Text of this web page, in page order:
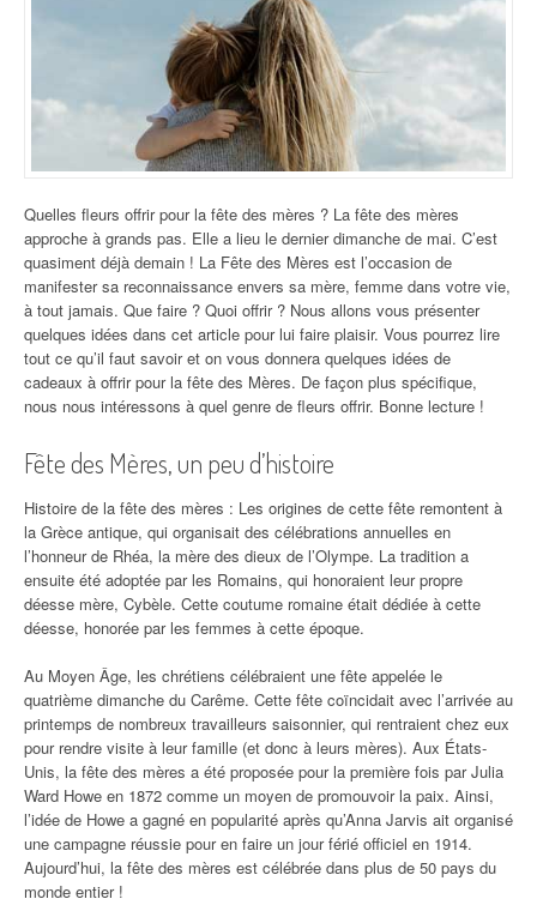
Quelles fleurs offrir pour la fête des mères ? La fête des mères
approche à grands pas. Elle a lieu le dernier dimanche de mai. C’est
quasiment déjà demain ! La Fête des Mères est l’occasion de
manifester sa reconnaissance envers sa mère, femme dans votre vie,
à tout jamais. Que faire ? Quoi offrir ? Nous allons vous présenter
quelques idées dans cet article pour lui faire plaisir. Vous pourrez lire
tout ce qu’il faut savoir et on vous donnera quelques idées de
cadeaux à offrir pour la fête des Mères. De façon plus spécifique,
nous nous intéressons à quel genre de fleurs offrir. Bonne lecture !
Fête des Mères, un peu d’histoire
Histoire de la fête des mères : Les origines de cette fête remontent à
la Grèce antique, qui organisait des célébrations annuelles en
l’honneur de Rhéa, la mère des dieux de l’Olympe. La tradition a
ensuite été adoptée par les Romains, qui honoraient leur propre
déesse mère, Cybèle. Cette coutume romaine était dédiée à cette
déesse, honorée par les femmes à cette époque.
Au Moyen Âge, les chrétiens célébraient une fête appelée le
quatrième dimanche du Carême. Cette fête coïncidait avec l’arrivée au
printemps de nombreux travailleurs saisonnier, qui rentraient chez eux
pour rendre visite à leur famille (et donc à leurs mères). Aux États-
Unis, la fête des mères a été proposée pour la première fois par Julia
Ward Howe en 1872 comme un moyen de promouvoir la paix. Ainsi,
l’idée de Howe a gagné en popularité après qu’Anna Jarvis ait organisé
une campagne réussie pour en faire un jour férié officiel en 1914.
Aujourd’hui, la fête des mères est célébrée dans plus de 50 pays du
monde entier !